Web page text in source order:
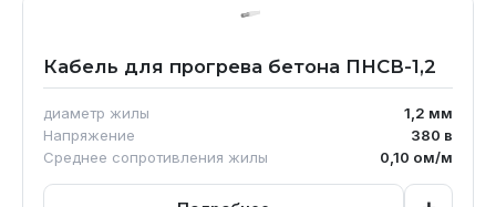
Кабель для прогрева бетона ПНСВ-1,2
диаметр жилы 1,2 мм
Напряжение
380 в
Среднее сопротивления жилы
0,10 ом/м